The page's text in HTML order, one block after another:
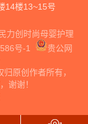
14楼13~15号
力创时尚母婴护理
号-1
贵公网
原创作者所有，
谢谢！